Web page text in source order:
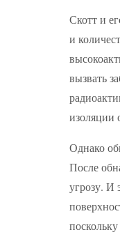
Скотт и
и
вызвать
изоляции
Однако
После
угрозу. И